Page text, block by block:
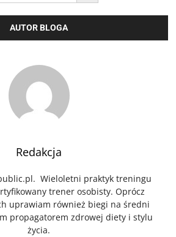
AUTOR BLOGA
Redakcja
Wieloletni praktyk treningu
trener osobisty. Oprócz
uprawiam również biegi na średni
propagatorem zdrowej diety i stylu
życia.